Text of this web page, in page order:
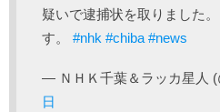
疑いで逮捕状を取りました
す。 #nhk #chiba #news
— ＮＨＫ千葉＆ラッカ星人
日